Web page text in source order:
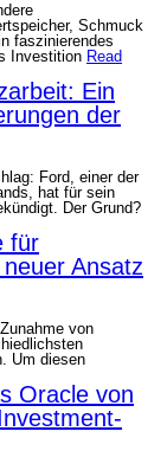
Schmuck
faszinierendes
Investition Read
Ein
der
Ford, einer der
hat für sein
Der Grund?
für
Ansatz
von
Um diesen
Oracle von